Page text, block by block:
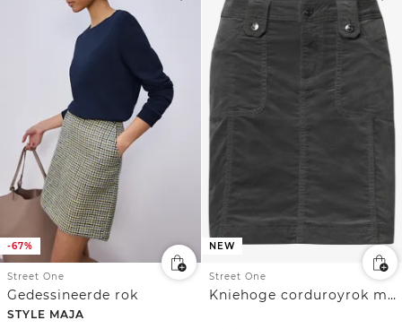
-67%
Street One
Gedessineerde rok
STYLE MAJA
NEW
Street One
Kniehoge corduroyrok met zakken